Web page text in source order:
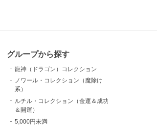
グループから探す
龍神（ドラゴン）コレクション
ノワール・コレクション（魔除け
系）
ルチル・コレクション（金運＆成功
＆開運）
5,000円未満